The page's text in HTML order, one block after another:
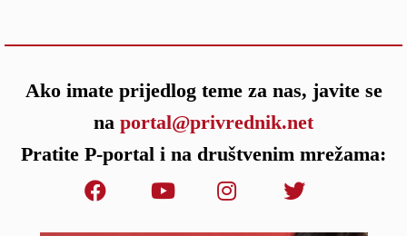
Ako imate prijedlog teme za nas, javite se
na portal@privrednik.net
Pratite P-portal i na društvenim mrežama: